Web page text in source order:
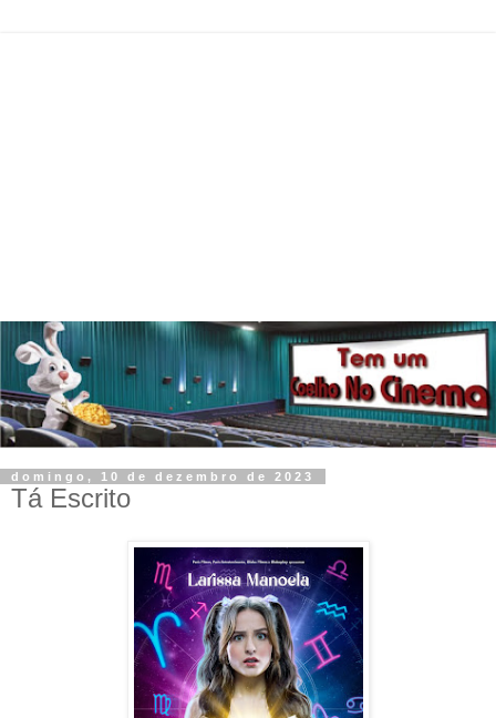
domingo, 10 de dezembro de 2023
Tá Escrito